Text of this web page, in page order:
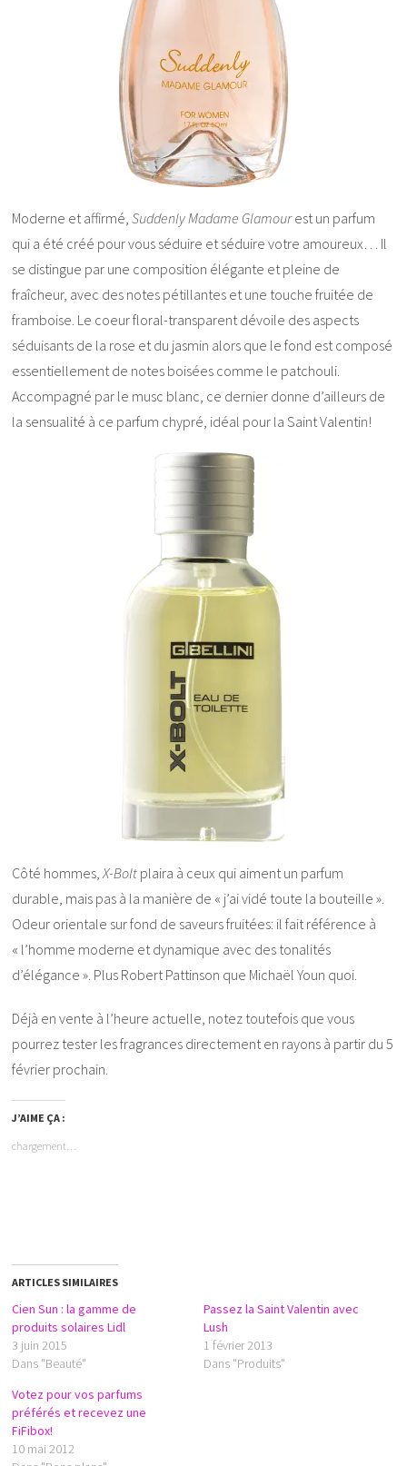
Moderne et affirmé,Suddenly Madame Glamourest un parfum
qui a été créé pour vous séduire et séduire votre amoureux… Il
se distingue par une composition élégante et pleine de
fraîcheur, avec des notes pétillantes et une touche fruitée de
framboise. Le coeur floral-transparent dévoile des aspects
séduisants de la rose et du jasmin alors que le fond est composé
essentiellement de notes boisées comme le patchouli.
Accompagné par le musc blanc, ce dernier donne d’ailleurs de
la sensualité à ce parfum chypré, idéal pour la Saint Valentin!
Côté hommes,X-Bolt plaira à ceux qui aiment un parfum
durable, mais pas à la manière de « j’ai vidé toute la bouteille ».
Odeur orientale sur fond de saveurs fruitées: il fait référence à
« l’homme moderne et dynamique avec des tonalités
d’élégance ». Plus Robert Pattinson que Michaël Youn quoi.
Déjà en vente à l’heure actuelle, notez toutefois que vous
pourrez tester les fragrances directement en rayons à partir du 5
février prochain.
J’AIME ÇA :
chargement…
ARTICLES SIMILAIRES
Cien Sun : la gamme de
produits solaires Lidl
3 juin 2015
Dans "Beauté"
Passez la Saint Valentin avec
Lush
1 février 2013
Dans "Produits"
Votez pour vos parfums
préférés et recevez une
FiFibox!
10 mai 2012